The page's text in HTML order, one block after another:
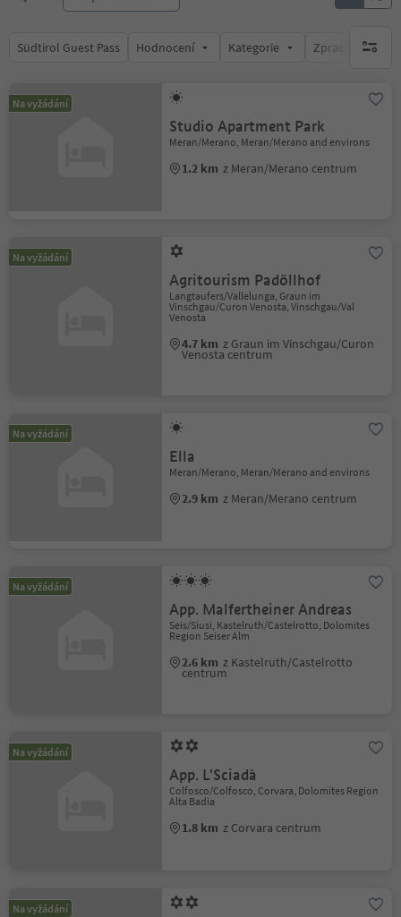
Südtirol Guest Pass Hodnocení Kategorie Zpracovávábrak
Na vyžádání
Studio Apartment Park
Meran/Merano, Meran/Merano and environs
1.2 km z Meran/Merano centrum
Na vyžádání
Agritourism Padöllhof
Langtaufers/Vallelunga, Graun im
Vinschgau/Curon Venosta, Vinschgau/Val
Venosta
4.7 km z Graun im Vinschgau/Curon
Venosta centrum
Na vyžádání
Ella
Meran/Merano, Meran/Merano and environs
2.9 km z Meran/Merano centrum
Na vyžádání
App. Malfertheiner Andreas
Seis/Siusi, Kastelruth/Castelrotto, Dolomites
Region Seiser Alm
2.6 km z Kastelruth/Castelrotto
centrum
Na vyžádání
App. L'Sciadà
Colfosco/Colfosco, Corvara, Dolomites Region
Alta Badia
1.8 km z Corvara centrum
Na vyžádání